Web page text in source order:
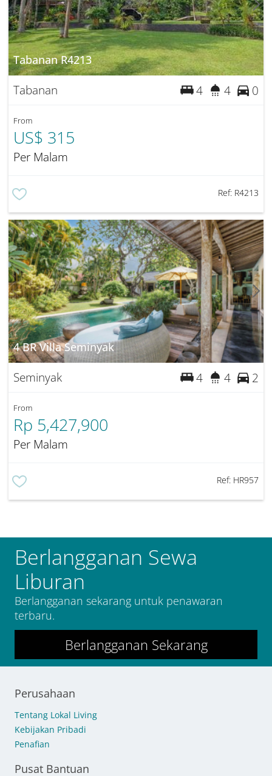
Tabanan R4213
Tabanan 4 4 0
From
US$ 315
Per Malam
Ref: R4213
4 BR Villa Seminyak
Seminyak 4 4 2
From
Rp 5,427,900
Per Malam
Ref: HR957
Berlangganan Sewa
Liburan
Berlangganan sekarang untuk penawaran
terbaru.
Berlangganan Sekarang
Perusahaan
Tentang Lokal Living
Kebijakan Pribadi
Penafian
Pusat Bantuan